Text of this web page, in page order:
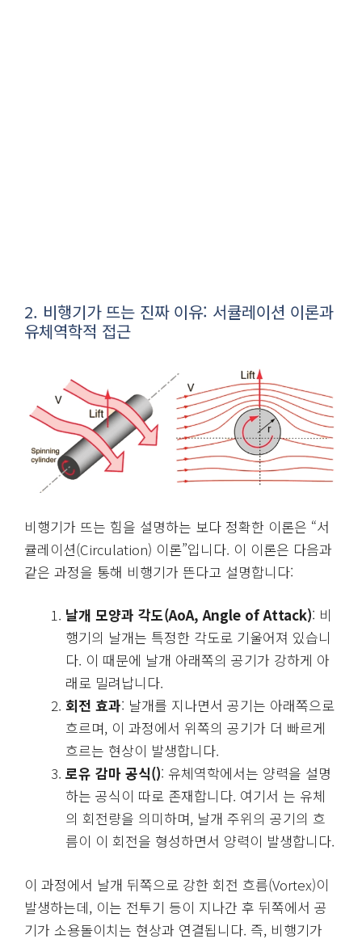
2. 비행기가 뜨는 진짜 이유: 서큘레이션 이론과
유체역학적 접근
비행기가 뜨는 힘을 설명하는 보다 정확한 이론은 “서
큘레이션(Circulation) 이론”입니다. 이 이론은 다음과
같은 과정을 통해 비행기가 뜬다고 설명합니다:
날개 모양과 각도(AoA, Angle of Attack): 비
행기의 날개는 특정한 각도로 기울어져 있습니
다. 이 때문에 날개 아래쪽의 공기가 강하게 아
래로 밀려납니다.
회전 효과: 날개를 지나면서 공기는 아래쪽으로
흐르며, 이 과정에서 위쪽의 공기가 더 빠르게
흐르는 현상이 발생합니다.
로유 감마 공식(): 유체역학에서는 양력을 설명
하는 공식이 따로 존재합니다. 여기서 는 유체
의 회전량을 의미하며, 날개 주위의 공기의 흐
름이 이 회전을 형성하면서 양력이 발생합니다.
이 과정에서 날개 뒤쪽으로 강한 회전 흐름(Vortex)이
발생하는데, 이는 전투기 등이 지나간 후 뒤쪽에서 공
기가 소용돌이치는 현상과 연결됩니다. 즉, 비행기가